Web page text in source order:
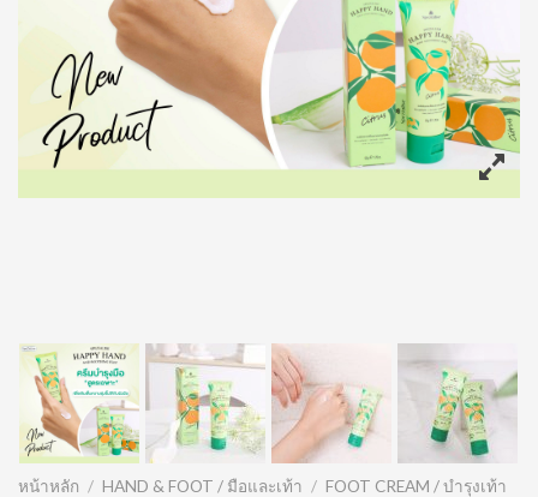
หน้าหลัก / HAND & FOOT / มือและเท้า / FOOT CREAM / บำรุงเท้า